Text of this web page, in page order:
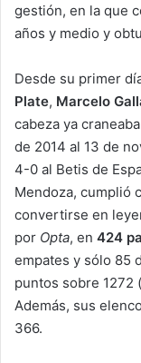
gestión, en la que
años y medio y
Desde su primer
Plate, Marcelo
cabeza ya
de 2014 al 13 de
4-0 al Betis de
Mendoza, cumplió
convertirse en
por Opta, en 424
empates y sólo 85
puntos sobre 1272
Además, sus
366.